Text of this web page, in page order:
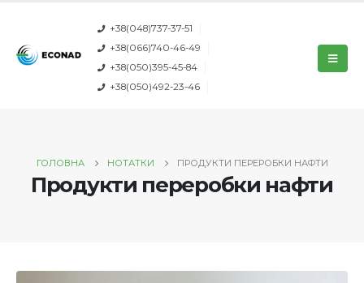
+38(048)737-37-51
+38(066)740-46-49
+38(050)395-45-84
+38(050)492-23-46
ГОЛОВНА НОТАТКИ ПРОДУКТИ ПЕРЕРОБКИ НАФТИ
Продукти переробки нафти